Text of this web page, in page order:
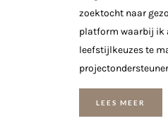
zoektocht naar
platform waarbij ik
leefstijlkeuzes te
LEES MEER